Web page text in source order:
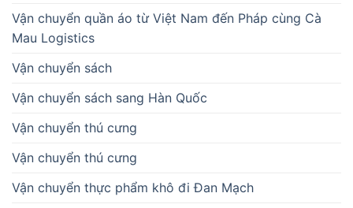
Vận chuyển quần áo từ Việt Nam đến Pháp cùng Cà
Mau Logistics
Vận chuyển sách
Vận chuyển sách sang Hàn Quốc
Vận chuyển thú cưng
Vận chuyển thú cưng
Vận chuyển thực phẩm khô đi Đan Mạch